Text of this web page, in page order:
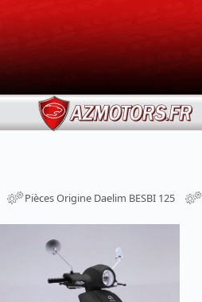
Pièces Origine Daelim BESBI 125